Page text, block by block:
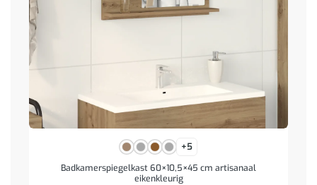
+5
Badkamerspiegelkast 60×10,5×45 cm artisanaal
eikenkleurig